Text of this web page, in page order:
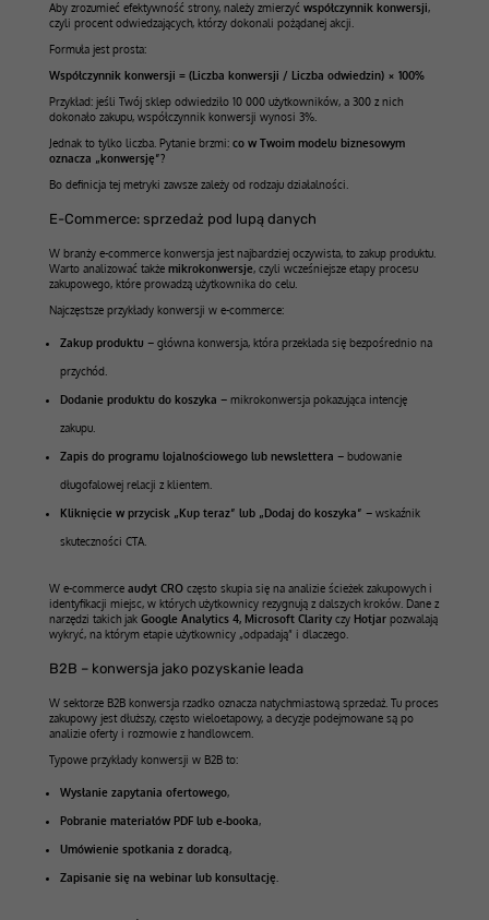
Aby zrozumieć efektywność strony, należy zmierzyć współczynnik konwersji,
czyli procent odwiedzających, którzy dokonali pożądanej akcji.
Formuła jest prosta:
Współczynnik konwersji = (Liczba konwersji / Liczba odwiedzin) × 100%
Przykład: jeśli Twój sklep odwiedziło 10 000 użytkowników, a 300 z nich
dokonało zakupu, współczynnik konwersji wynosi 3%.
Jednak to tylko liczba. Pytanie brzmi: co w Twoim modelu biznesowym
oznacza „konwersję”?
Bo definicja tej metryki zawsze zależy od rodzaju działalności.
E-Commerce: sprzedaż pod lupą danych
W branży e-commerce konwersja jest najbardziej oczywista, to zakup produktu.
Warto analizować także mikrokonwersje, czyli wcześniejsze etapy procesu
zakupowego, które prowadzą użytkownika do celu.
Najczęstsze przykłady konwersji w e-commerce:
Zakup produktu – główna konwersja, która przekłada się bezpośrednio na
przychód.
Dodanie produktu do koszyka – mikrokonwersja pokazująca intencję
zakupu.
Zapis do programu lojalnościowego lub newslettera – budowanie
długofalowej relacji z klientem.
Kliknięcie w przycisk „Kup teraz” lub „Dodaj do koszyka” – wskaźnik
skuteczności CTA.
W e-commerce audyt CROczęsto skupia się na analizie ścieżek zakupowych i
identyfikacji miejsc, w których użytkownicy rezygnują z dalszych kroków. Dane z
narzędzi takich jak Google Analytics 4, Microsoft Clarityczy Hotjarpozwalają
wykryć, na którym etapie użytkownicy „odpadają” i dlaczego.
B2B – konwersja jako pozyskanie leada
W sektorze B2B konwersja rzadko oznacza natychmiastową sprzedaż. Tu proces
zakupowy jest dłuższy, często wieloetapowy, a decyzje podejmowane są po
analizie oferty i rozmowie z handlowcem.
Typowe przykłady konwersji w B2B to:
Wysłanie zapytania ofertowego,
Pobranie materiałów PDF lub e-booka,
Umówienie spotkania z doradcą,
Zapisanie się na webinar lub konsultację.